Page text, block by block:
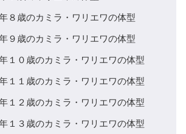
８歳のカミラ・ワリエワの体型
９歳のカミラ・ワリエワの体型
１０歳のカミラ・ワリエワの体型
１１歳のカミラ・ワリエワの体型
１２歳のカミラ・ワリエワの体型
１３歳のカミラ・ワリエワの体型